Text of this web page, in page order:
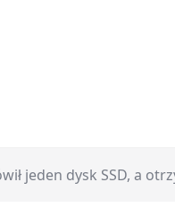
jeden dysk SSD, a